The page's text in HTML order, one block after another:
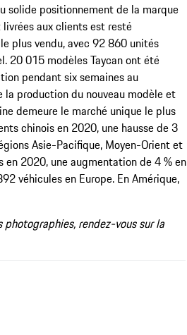
solide positionnement de la marque
aux clients est resté
plus vendu, avec 92 860 unités
20 015 modèles Taycan ont été
pendant six semaines au
production du nouveau modèle et
demeure le marché unique le plus
chinois en 2020, une hausse de 3
Asie-Pacifique, Moyen-Orient et
2020, une augmentation de 4 % en
véhicules en Europe. En Amérique,
rendez-vous sur la